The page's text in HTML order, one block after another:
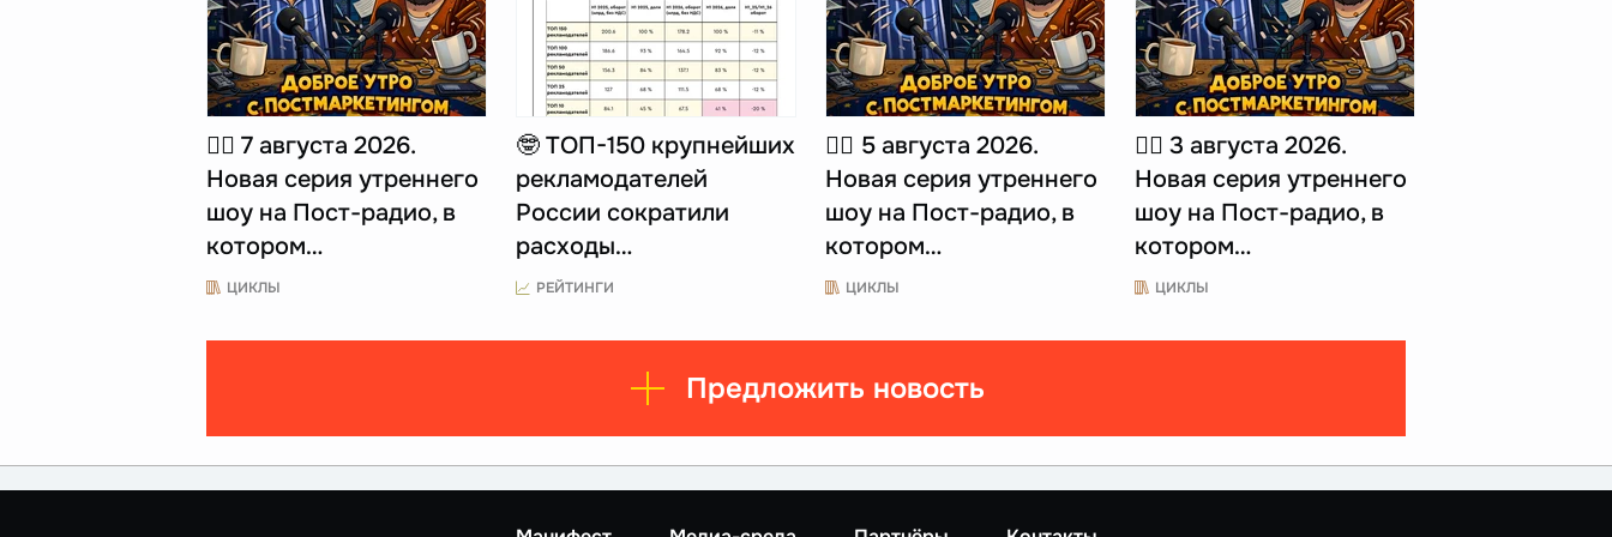
☝🏻 7 августа 2026.
Новая серия утреннего
шоу на Пост-радио, в
котором…
ЦИКЛЫ
🤓 ТОП-150 крупнейших
рекламодателей
России сократили
расходы…
РЕЙТИНГИ
☝🏻 5 августа 2026.
Новая серия утреннего
шоу на Пост-радио, в
котором…
ЦИКЛЫ
☝🏻 3 августа 2026.
Новая серия утреннего
шоу на Пост-радио, в
котором…
ЦИКЛЫ
Предложить новость